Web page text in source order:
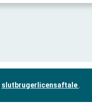
slutbrugerlicensaftale